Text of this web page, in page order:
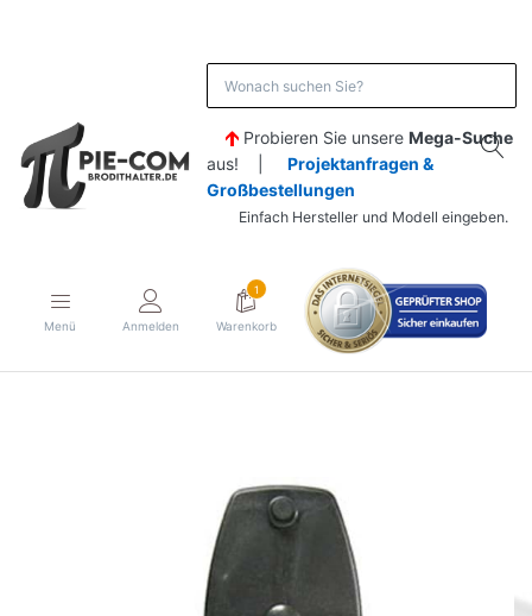
Probieren Sie unsere Mega-Suche
aus! | Projektanfragen &
Großbestellungen
Einfach Hersteller und Modell eingeben.
Menü Anmelden
1
Warenkorb